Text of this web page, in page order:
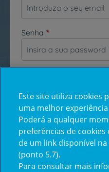
Senha
Esqueceu-se
Inicie
Este site utiliza cookies
uma melhor
Poderá a qualquer
preferências de cookies
de um link disponível
(ponto 5.7).
Para consultar mais